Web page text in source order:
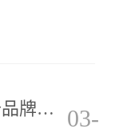
键，而
的减肥
瘦身加盟哪个品牌好，丽减美瘦吧收费模式是怎样的？
03-